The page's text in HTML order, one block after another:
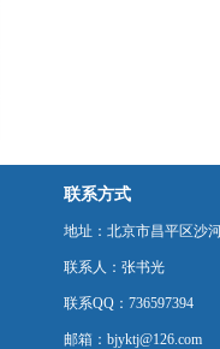
联系方式
地址：北京市昌平区沙
联系人：张书光
联系QQ：736597394
邮箱：bjyktj@126.com